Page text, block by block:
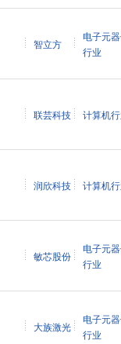
智立方
电子元
行业
联芸科技 计算机
润欣科技 计算机
敏芯股份
电子元
行业
大族激光
电子元
行业